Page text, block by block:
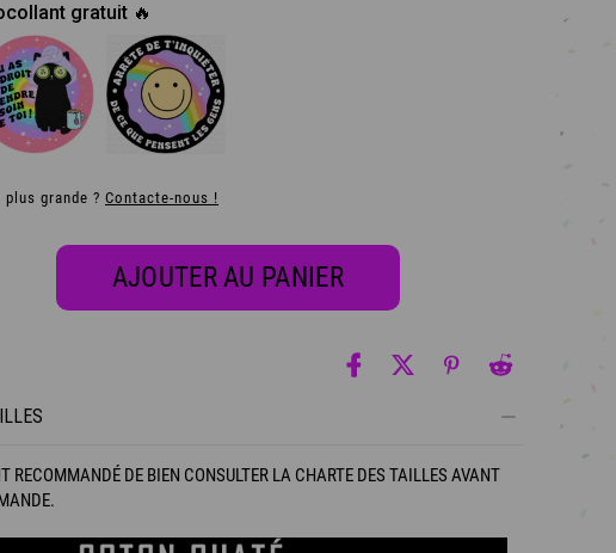
gratuit 🔥
grande ? Contacte-nous !
AJOUTER AU PANIER
RECOMMANDÉ DE BIEN CONSULTER LA CHARTE DES TAILLES AVANT